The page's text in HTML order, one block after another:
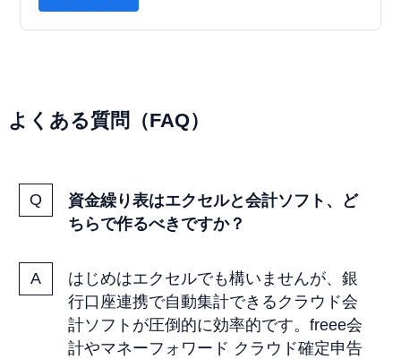
よくある質問（FAQ）
資金繰り表はエクセルと会計ソフト、ど
ちらで作るべきですか？
はじめはエクセルでも構いませんが、銀
行口座連携で自動集計できるクラウド会
計ソフトが圧倒的に効率的です。freee会
計やマネーフォワード クラウド確定申告